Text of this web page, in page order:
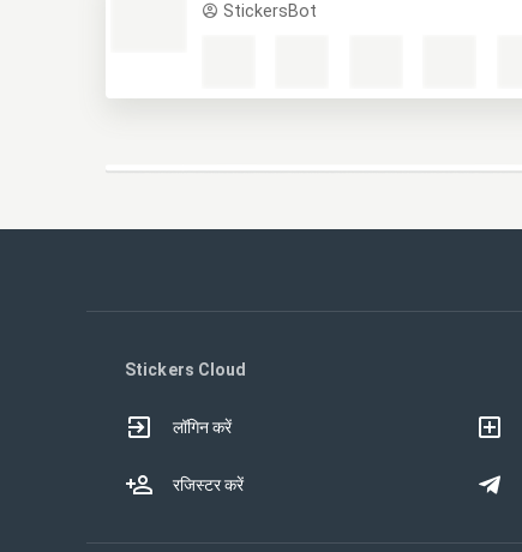
StickersBot
Stickers Cloud
लॉगिन करें
रजिस्टर करें